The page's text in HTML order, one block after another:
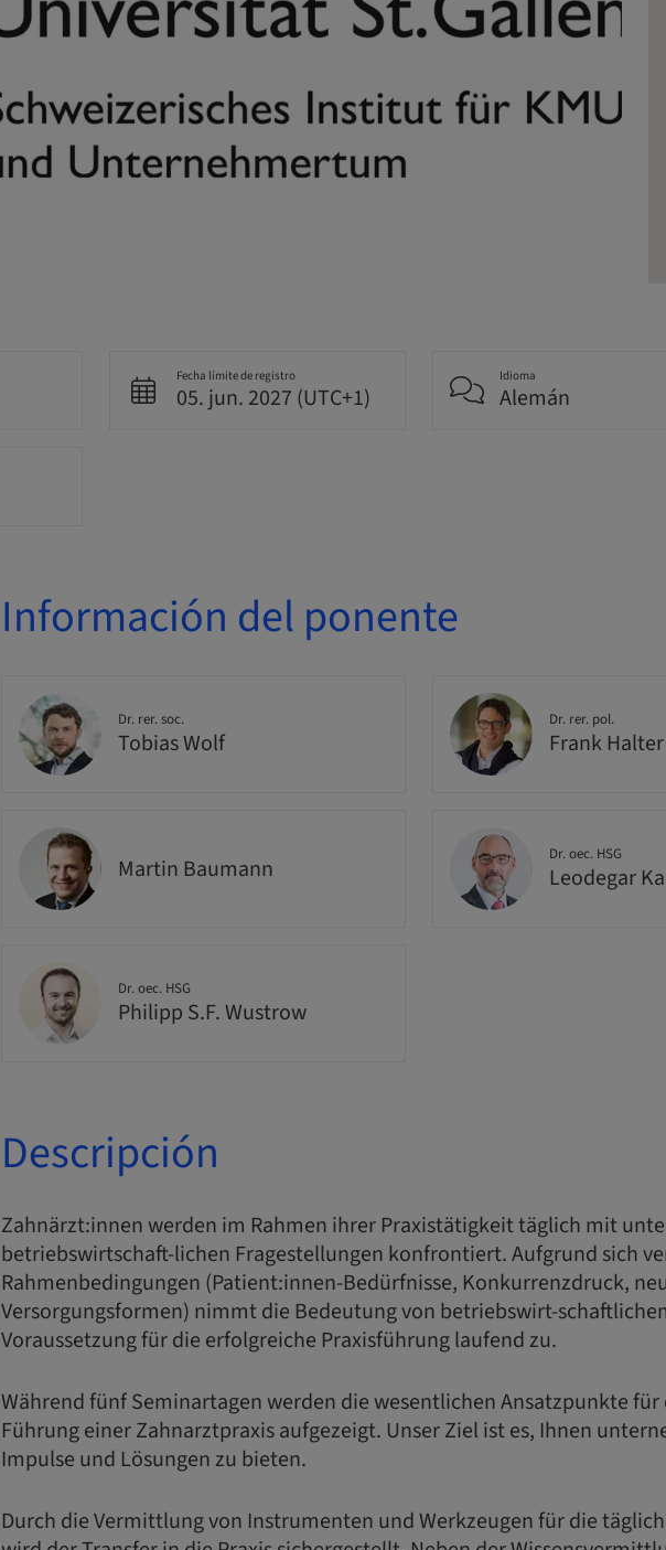
Fecha límite de registro
05. jun. 2027 (UTC+1)
Idioma
Alemán
Información del ponente
Dr. rer. soc.
Tobias Wolf
Dr. rer. pol.
Frank Halter
Martin Baumann Dr. oec. HSG
Leodegar
Dr. oec. HSG
Philipp S.F. Wustrow
Descripción
Zahnärzt:innen werden im Rahmen ihrer Praxistätigkeit täglich mit
betriebswirtschaft-lichen Fragestellungen konfrontiert. Aufgrund sich
Rahmenbedingungen (Patient:innen-Bedürfnisse, Konkurrenzdruck,
Versorgungsformen) nimmt die Bedeutung von betriebswirt-
Voraussetzung für die erfolgreiche Praxisführung laufend zu.
Während fünf Seminartagen werden die wesentlichen Ansatzpunkte
Führung einer Zahnarztpraxis aufgezeigt. Unser Ziel ist es, Ihnen
Impulse und Lösungen zu bieten.
Durch die Vermittlung von Instrumenten und Werkzeugen für die